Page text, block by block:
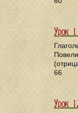
Урок
66
Урок